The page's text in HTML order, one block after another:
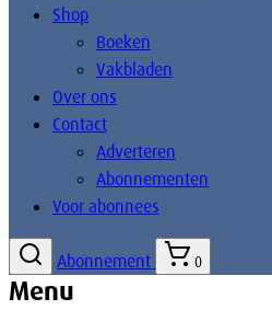
Shop
Boeken
Vakbladen
Over ons
Contact
Adverteren
Abonnementen
Voor abonnees
Abonnement 0
Menu